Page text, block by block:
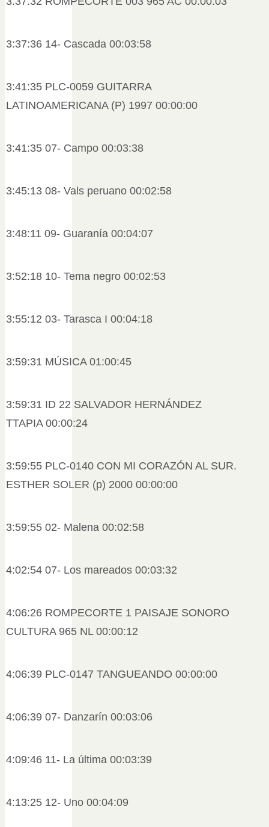
3:37:36 14- Cascada 00:03:58
3:41:35 PLC-0059 GUITARRA
LATINOAMERICANA (P) 1997 00:00:00
3:41:35 07- Campo 00:03:38
3:45:13 08- Vals peruano 00:02:58
3:48:11 09- Guaranía 00:04:07
3:52:18 10- Tema negro 00:02:53
3:55:12 03- Tarasca I 00:04:18
3:59:31 MÚSICA 01:00:45
3:59:31 ID 22 SALVADOR HERNÁNDEZ
TTAPIA 00:00:24
3:59:55 PLC-0140 CON MI CORAZÓN AL SUR.
ESTHER SOLER (p) 2000 00:00:00
3:59:55 02- Malena 00:02:58
4:02:54 07- Los mareados 00:03:32
4:06:26 ROMPECORTE 1 PAISAJE SONORO
CULTURA 965 NL 00:00:12
4:06:39 PLC-0147 TANGUEANDO 00:00:00
4:06:39 07- Danzarín 00:03:06
4:09:46 11- La última 00:03:39
4:13:25 12- Uno 00:04:09